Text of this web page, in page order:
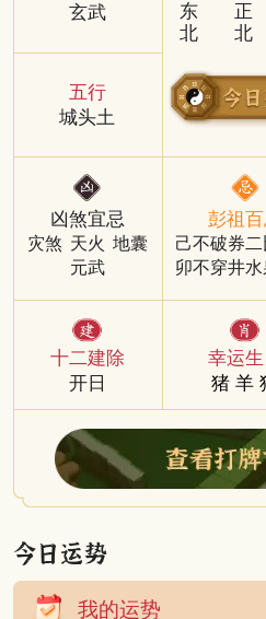
玄武
五行
城头土
凶煞宜忌
灾煞 天火 地囊
元武
十二建除
开日
东
北
正
北
彭祖百
己不破券
卯不穿井
幸运生
猪 羊
我的运势